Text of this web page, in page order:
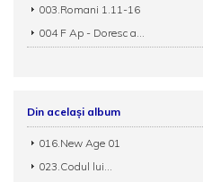
003.Romani 1.11-16
004 F Ap - Doresc a...
Din același album
016.New Age 01
023.Codul lui...